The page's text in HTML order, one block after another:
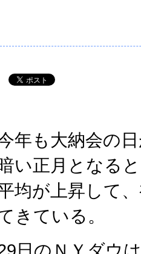
年も大納会の
い正月となる
均が上昇して
きている。